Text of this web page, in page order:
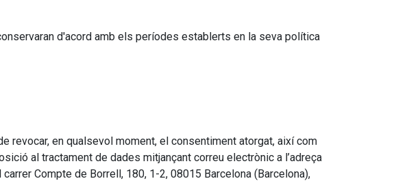
d'acord amb els períodes establerts en la seva política
revocar, en qualsevol moment, el consentiment atorgat, així com
al tractament de dades mitjançant correu electrònic a l’adreça
Compte de Borrell, 180, 1-2, 08015 Barcelona (Barcelona),